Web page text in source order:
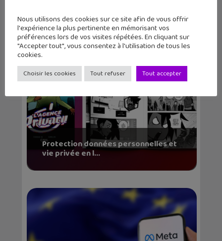
Articles similaires
Protection données personnelles et
vie privée en l...
Nous utilisons des cookies sur ce site afin de vous offrir
l'expérience la plus pertinente en mémorisant vos
préférences lors de vos visites répétées. En cliquant sur
"Accepter tout", vous consentez à l'utilisation de tous les
cookies.
Choisir les cookies Tout refuser Tout accepter